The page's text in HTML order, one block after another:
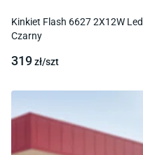
Kinkiet Flash 6627 2X12W Led
Czarny
319zł/szt